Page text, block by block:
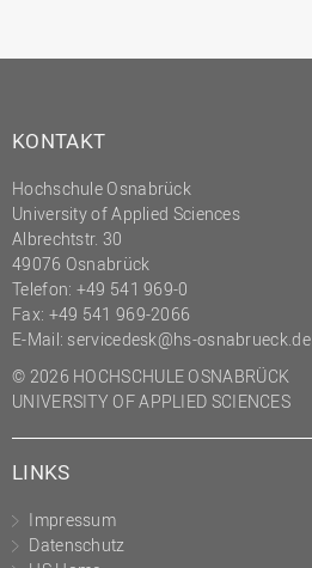
KONTAKT
Hochschule Osnabrück
University of Applied Sciences
Albrechtstr. 30
49076 Osnabrück
Telefon: +49 541 969-0
Fax: +49 541 969-2066
E-Mail: servicedesk@hs-osnabrueck.de
© 2026 HOCHSCHULE OSNABRÜCK
UNIVERSITY OF APPLIED SCIENCES
LINKS
Impressum
Datenschutz